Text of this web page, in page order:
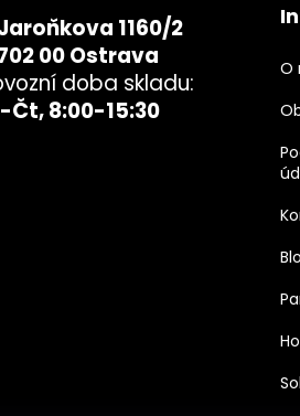
1160/2
00 Ostrava
doba skladu:
Čt, 8:00-15:30
O